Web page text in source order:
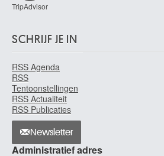
TripAdvisor
SCHRIJF JE IN
RSS Agenda
RSS
Tentoonstellingen
RSS Actualiteit
RSS Publicaties
Newsletter
Administratief adres